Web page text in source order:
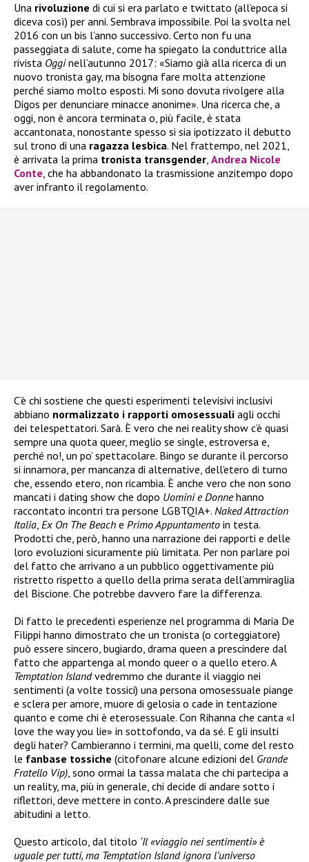
Una rivoluzione di cui si era parlato e twittato (all’epoca si
diceva così) per anni. Sembrava impossibile. Poi la svolta nel
2016 con un bis l’anno successivo. Certo non fu una
passeggiata di salute, come ha spiegato la conduttrice alla
rivista Ogginell’autunno 2017: «Siamo già alla ricerca di un
nuovo tronista gay, ma bisogna fare molta attenzione
perché siamo molto esposti. Mi sono dovuta rivolgere alla
Digos per denunciare minacce anonime». Una ricerca che, a
oggi, non è ancora terminata o, più facile, è stata
accantonata, nonostante spesso si sia ipotizzato il debutto
sul trono di una ragazza lesbica. Nel frattempo, nel 2021,
è arrivata la prima tronista transgender, Andrea Nicole
Conte, che ha abbandonato la trasmissione anzitempo dopo
aver infranto il regolamento.
C’è chi sostiene che questi esperimenti televisivi inclusivi
abbiano normalizzato i rapporti omosessuali agli occhi
dei telespettatori. Sarà. È vero che nei reality show c’è quasi
sempre una quota queer, meglio se single, estroversa e,
perché no!, un po’ spettacolare. Bingo se durante il percorso
si innamora, per mancanza di alternative, dell’etero di turno
che, essendo etero, non ricambia. È anche vero che non sono
mancati i dating show che dopo Uomini e Donnehanno
raccontato incontri tra persone LGBTQIA+. Naked Attraction
Italia, Ex On The Beach e Primo Appuntamento in testa.
Prodotti che, però, hanno una narrazione dei rapporti e delle
loro evoluzioni sicuramente più limitata. Per non parlare poi
del fatto che arrivano a un pubblico oggettivamente più
ristretto rispetto a quello della prima serata dell’ammiraglia
del Biscione. Che potrebbe davvero fare la differenza.
Di fatto le precedenti esperienze nel programma di Maria De
Filippi hanno dimostrato che un tronista (o corteggiatore)
può essere sincero, bugiardo, drama queen a prescindere dal
fatto che appartenga al mondo queer o a quello etero. A
Temptation Islandvedremmo che durante il viaggio nei
sentimenti (a volte tossici) una persona omosessuale piange
e sclera per amore, muore di gelosia o cade in tentazione
quanto e come chi è eterosessuale. Con Rihanna che canta «I
love the way you lie» in sottofondo, va da sé. E gli insulti
degli hater? Cambieranno i termini, ma quelli, come del resto
le fanbase tossiche (citofonare alcune edizioni del Grande
Fratello Vip), sono ormai la tassa malata che chi partecipa a
un reality, ma, più in generale, chi decide di andare sotto i
riflettori, deve mettere in conto. A prescindere dalle sue
abitudini a letto.
Questo articolo, dal titolo ‘Il «viaggio nei sentimenti» è
uguale per tutti, ma Temptation Island ignora l’universo